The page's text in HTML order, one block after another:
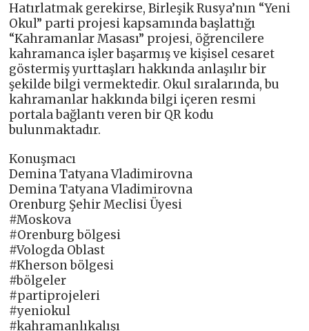
Hatırlatmak gerekirse, Birleşik Rusya’nın “Yeni
Okul” parti projesi kapsamında başlattığı
“Kahramanlar Masası” projesi, öğrencilere
kahramanca işler başarmış ve kişisel cesaret
göstermiş yurttaşları hakkında anlaşılır bir
şekilde bilgi vermektedir. Okul sıralarında, bu
kahramanlar hakkında bilgi içeren resmi
portala bağlantı veren bir QR kodu
bulunmaktadır.
Konuşmacı
Demina Tatyana Vladimirovna
Demina Tatyana Vladimirovna
Orenburg Şehir Meclisi Üyesi
#Moskova
#Orenburg bölgesi
#Vologda Oblast
#Kherson bölgesi
#bölgeler
#partiprojeleri
#yeniokul
#kahramanlıkalışı